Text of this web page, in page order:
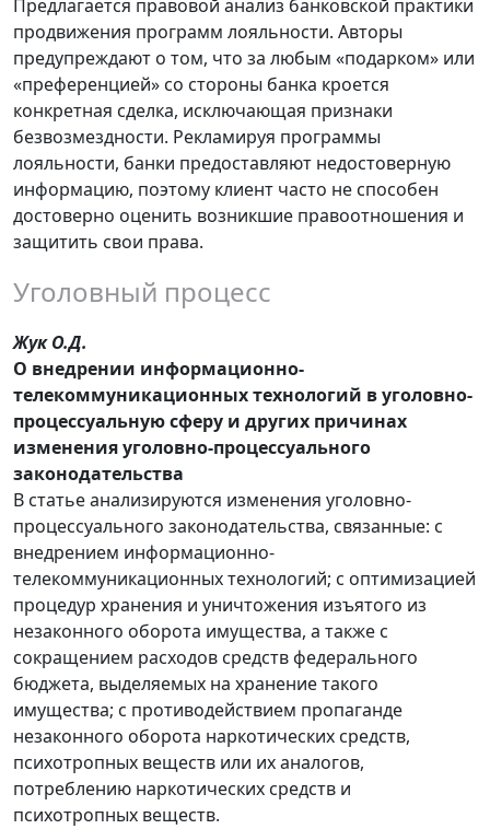
Предлагается правовой анализ банковской практики
продвижения программ лояльности. Авторы
предупреждают о том, что за любым «подарком» или
«преференцией» со стороны банка кроется
конкретная сделка, исключающая признаки
безвозмездности. Рекламируя программы
лояльности, банки предоставляют недостоверную
информацию, поэтому клиент часто не способен
достоверно оценить возникшие правоотношения и
защитить свои права.
Уголовный процесс
Жук О.Д.
О внедрении информационно-
телекоммуникационных технологий в уголовно-
процессуальную сферу и других причинах
изменения уголовно-процессуального
законодательства
В статье анализируются изменения уголовно-
процессуального законодательства, связанные: с
внедрением информационно-
телекоммуникационных технологий; с оптимизацией
процедур хранения и уничтожения изъятого из
незаконного оборота имущества, а также с
сокращением расходов средств федерального
бюджета, выделяемых на хранение такого
имущества; с противодействием пропаганде
незаконного оборота наркотических средств,
психотропных веществ или их аналогов,
потреблению наркотических средств и
психотропных веществ.